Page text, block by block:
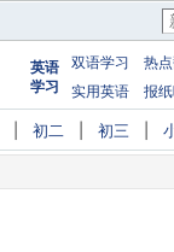
英语
学习
双语学习
热
实用英语
报
初二 初三